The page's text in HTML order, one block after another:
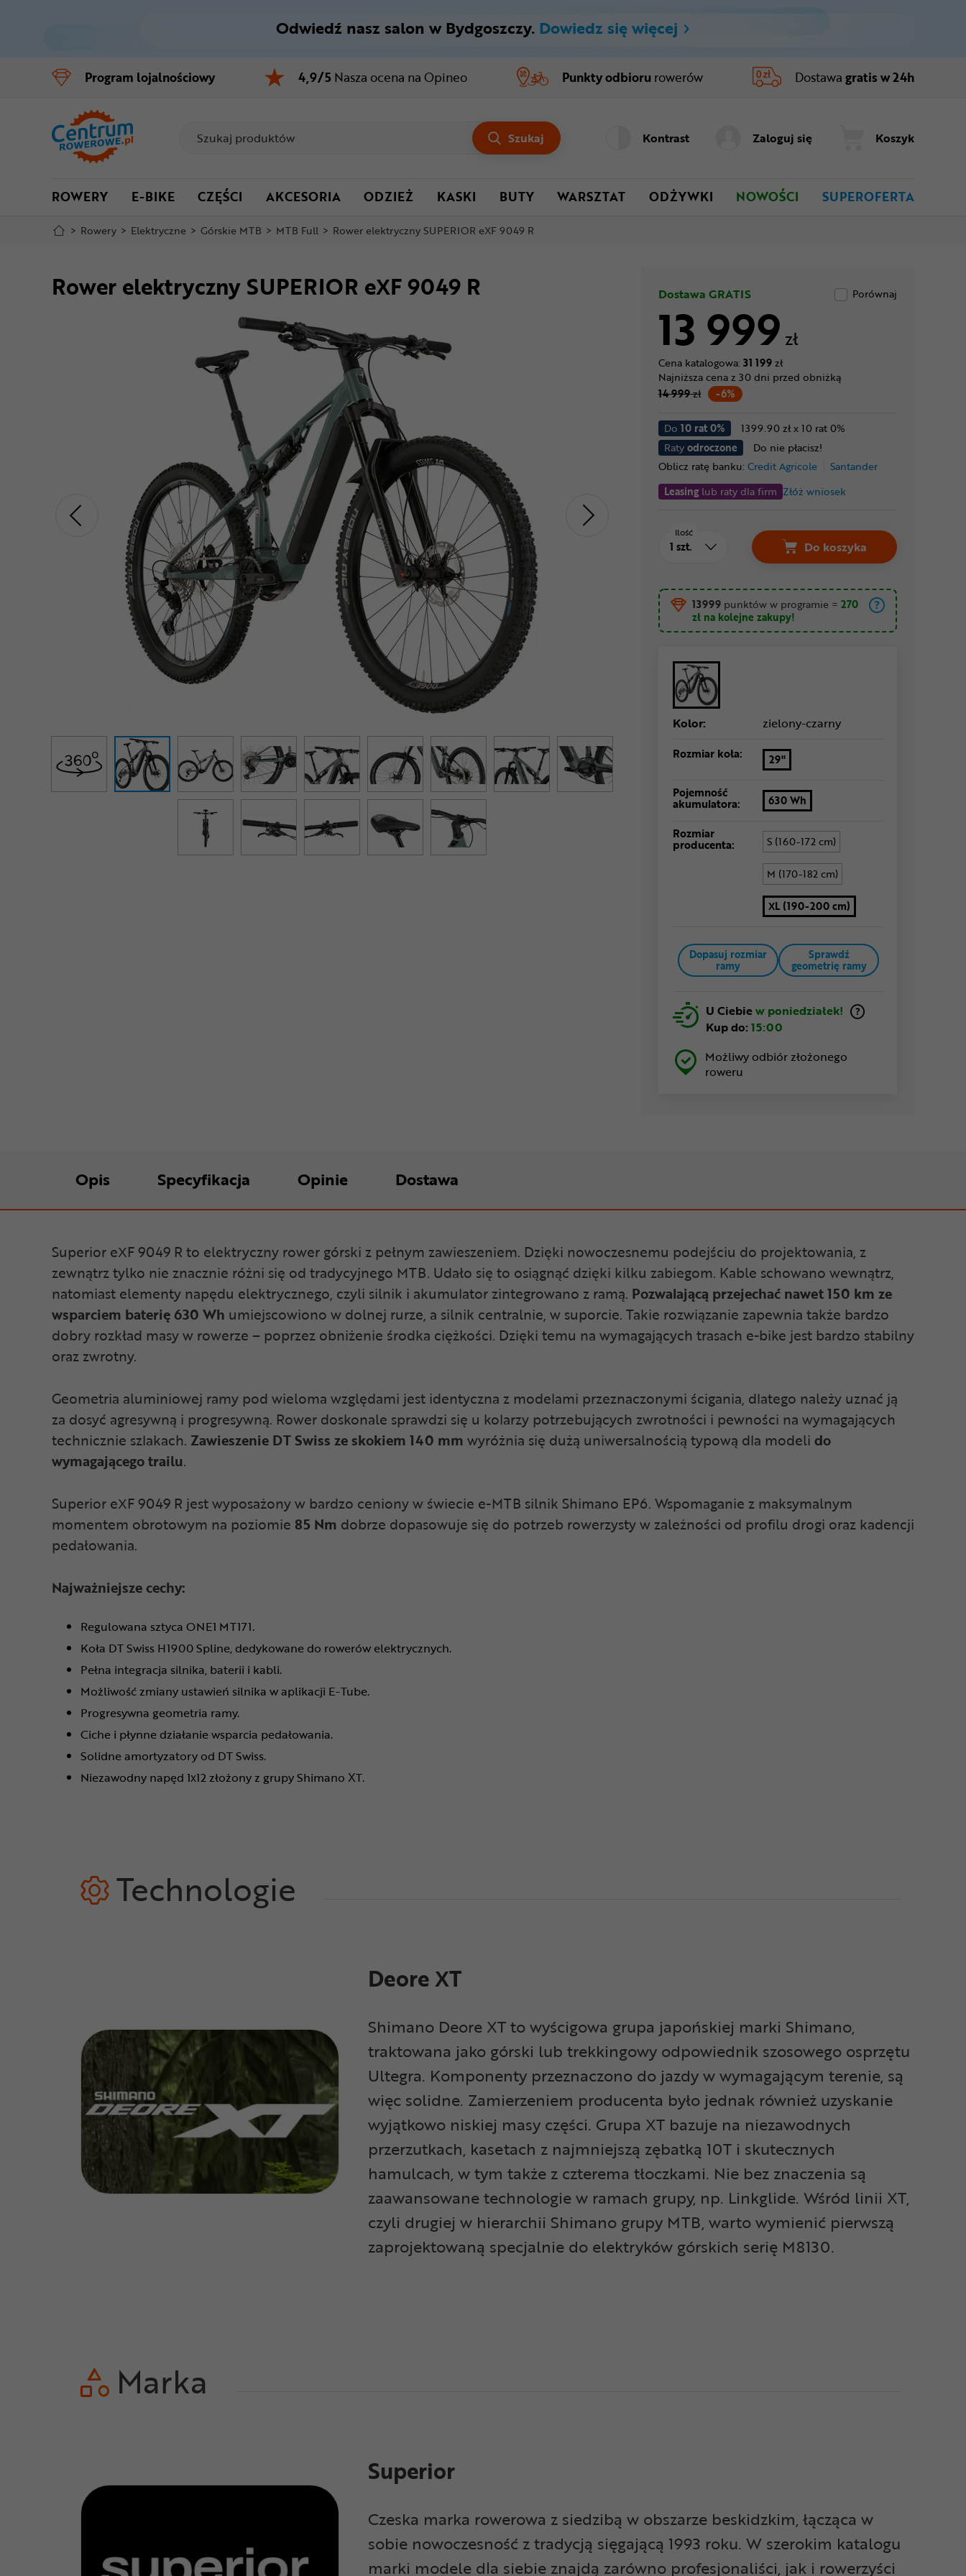
Menu główne
Informacje o produkcie
Do koszyka
Szczegółowe informacje
Stopka
Mapa strony
Odwiedź nasz salon w Bydgoszczy. Dowiedz się więcej
Program lojalnościowy 4,9/5 Nasza ocena na Opineo Punkty odbioru rowerów Dostawa gratis w 24h
Szukaj Kontrast Zaloguj się Koszyk
ROWERY E-BIKE CZĘŚCI AKCESORIA ODZIEŻ KASKI BUTY WARSZTAT ODŻYWKI NOWOŚCI SUPEROFERTA
> Rowery > Elektryczne > Górskie MTB > MTB Full > Rower elektryczny SUPERIOR eXF 9049 R
Rower elektryczny SUPERIOR eXF 9049 R Dostawa GRATIS Porównaj
13 999 zł
Cena katalogowa: 31 199zł
-6%
Najniższa cena z 30 dni przed obniżką
14 999zł
Do 10 rat 0%
1399.90 zł x 10 rat 0%
Ratyodroczone
Do nie płacisz!
Oblicz ratę banku: Credit Agricole
Santander
Leasinglub raty dla firm Złóż wniosek
Ilość
Do koszyka
13999 punktów w programie = 270
zł na kolejne zakupy!
Kolor: zielony-czarny
Rozmiar koła: 29"
Pojemność
akumulatora: 630 Wh
Rozmiar
producenta: S (160-172 cm)
M (170-182 cm)
XL (190-200 cm)
Dopasuj rozmiar
ramy
Sprawdź
geometrię ramy
U Ciebiew poniedziałek!
Kup do: 15:00
Możliwy odbiór złożonego
roweru
Opis Specyfikacja Opinie Dostawa
Superior eXF 9049 R to elektryczny rower górski z pełnym zawieszeniem. Dzięki nowoczesnemu podejściu do projektowania, z
zewnątrz tylko nie znacznie różni się od tradycyjnego MTB. Udało się to osiągnąć dzięki kilku zabiegom. Kable schowano wewnątrz,
natomiast elementy napędu elektrycznego, czyli silnik i akumulator zintegrowano z ramą. Pozwalającą przejechać nawet 150 km ze
wsparciem baterię 630 Wh umiejscowiono w dolnej rurze, a silnik centralnie, w suporcie. Takie rozwiązanie zapewnia także bardzo
dobry rozkład masy w rowerze – poprzez obniżenie środka ciężkości. Dzięki temu na wymagających trasach e-bike jest bardzo stabilny
oraz zwrotny.
Geometria aluminiowej ramy pod wieloma względami jest identyczna z modelami przeznaczonymi ścigania, dlatego należy uznać ją
za dosyć agresywną i progresywną. Rower doskonale sprawdzi się u kolarzy potrzebujących zwrotności i pewności na wymagających
technicznie szlakach. Zawieszenie DT Swiss ze skokiem 140 mm wyróżnia się dużą uniwersalnością typową dla modeli do
wymagającego trailu.
Superior eXF 9049 R jest wyposażony w bardzo ceniony w świecie e-MTB silnik Shimano EP6. Wspomaganie z maksymalnym
momentem obrotowym na poziomie 85 Nm dobrze dopasowuje się do potrzeb rowerzysty w zależności od profilu drogi oraz kadencji
pedałowania.
Najważniejsze cechy:
Regulowana sztyca ONE1 MT171.
Koła DT Swiss H1900 Spline, dedykowane do rowerów elektrycznych.
Pełna integracja silnika, baterii i kabli.
Możliwość zmiany ustawień silnika w aplikacji E-Tube.
Progresywna geometria ramy.
Ciche i płynne działanie wsparcia pedałowania.
Solidne amortyzatory od DT Swiss.
Niezawodny napęd 1x12 złożony z grupy Shimano XT.
Technologie
Deore XT
Shimano Deore XT to wyścigowa grupa japońskiej marki Shimano,
traktowana jako górski lub trekkingowy odpowiednik szosowego osprzętu
Ultegra. Komponenty przeznaczono do jazdy w wymagającym terenie, są
więc solidne. Zamierzeniem producenta było jednak również uzyskanie
wyjątkowo niskiej masy części. Grupa XT bazuje na niezawodnych
przerzutkach, kasetach z najmniejszą zębatką 10T i skutecznych
hamulcach, w tym także z czterema tłoczkami. Nie bez znaczenia są
zaawansowane technologie w ramach grupy, np. Linkglide. Wśród linii XT,
czyli drugiej w hierarchii Shimano grupy MTB, warto wymienić pierwszą
zaprojektowaną specjalnie do elektryków górskich serię M8130.
Marka
Superior
Czeska marka rowerowa z siedzibą w obszarze beskidzkim, łącząca w
sobie nowoczesność z tradycją sięgającą 1993 roku. W szerokim katalogu
marki modele dla siebie znajdą zarówno profesjonaliści, jak i rowerzyści